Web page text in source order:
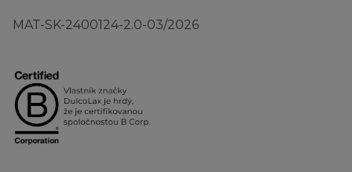
MAT-SK-2400124-2.0-03/2026